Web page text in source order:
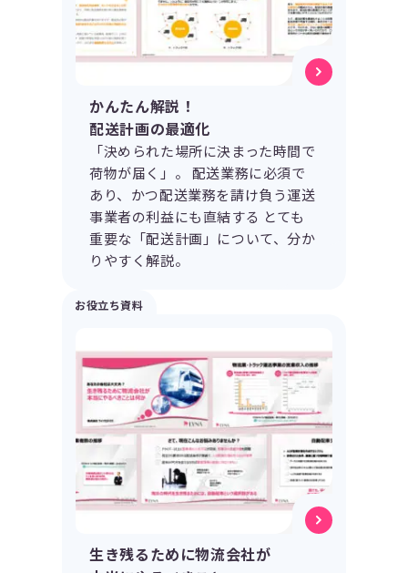
かんたん解説！
配送計画の最適化
「決められた場所に決まった時間で
荷物が届く」。 配送業務に必須で
あり、かつ配送業務を請け負う運送
事業者の利益にも直結する とても
重要な「配送計画」について、分か
りやすく解説。
お役立ち資料
生き残るために物流会社が